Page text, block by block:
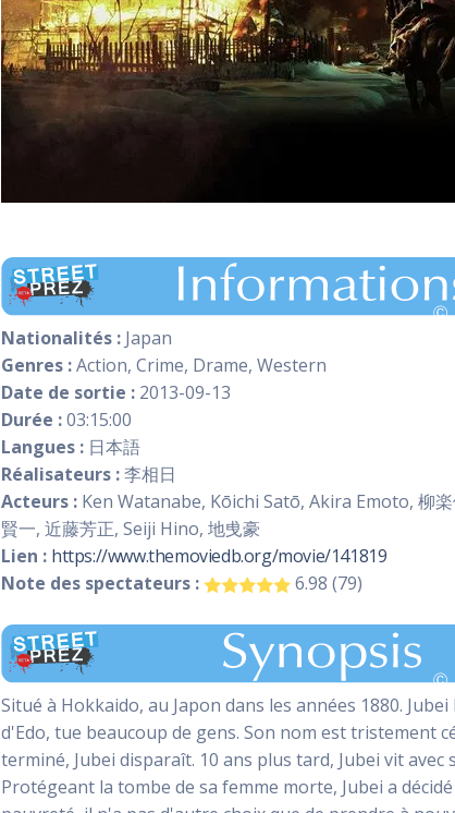
Nationalités : Japan
Genres :Action, Crime, Drame, Western
Date de sortie : 2013-09-13
Durée :03:15:00
Langues : 日本語
Réalisateurs :李相日
Acteurs : Ken Watanabe, Kōichi Satō, Akira Emoto, 柳
賢一, 近藤芳正, Seiji Hino, 地曵豪
Lien : https://www.themoviedb.org/movie/141819
Note des spectateurs :
6.98 (79)
Situé à Hokkaido, au Japon dans les années 1880.
d'Edo, tue beaucoup de gens. Son nom est tristement
terminé, Jubei disparaît. 10 ans plus tard, Jubei vit
Protégeant la tombe de sa femme morte, Jubei a